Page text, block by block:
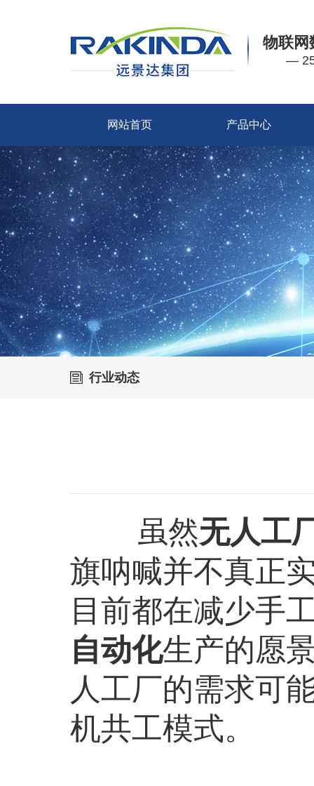
物联网
—
网站首页 产品中心
行业动态
虽然无人工
旗呐喊并不真正
目前都在减少手
自动化生产的愿
人工厂的需求可
机共工模式。